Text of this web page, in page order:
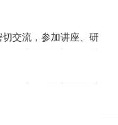
交流，参加讲座、研